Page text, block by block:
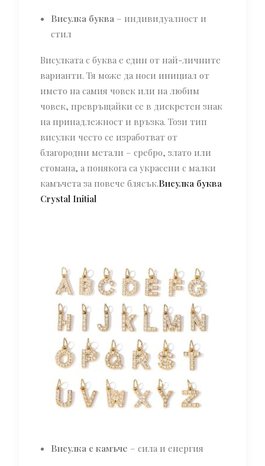
Висулка буква – индивидуалност и
стил
Висулката с буква е един от най-личните
варианти. Тя може да носи инициал от
името на самия човек или на любим
човек, превръщайки се в дискретен знак
на принадлежност и връзка. Този тип
висулки често се изработват от
благородни метали – сребро, злато или
стомана, а понякога са украсени с малки
камъчета за повече блясък.Висулка буква
Crystal Initial
Висулка с камъче – сила и енергия